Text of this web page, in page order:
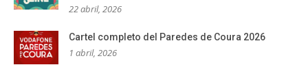
22 abril, 2026
Cartel completo del Paredes de Coura 2026
1 abril, 2026